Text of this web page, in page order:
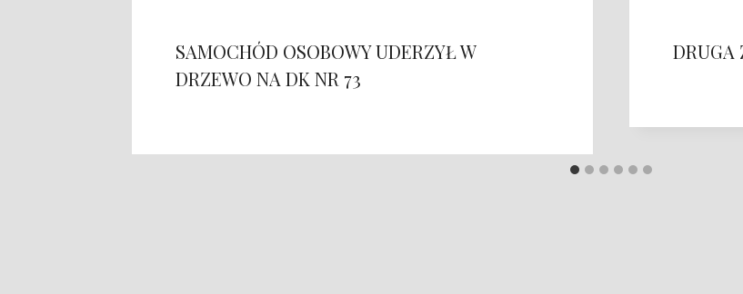
SAMOCHÓD OSOBOWY UDERZYŁ W
DRZEWO NA DK NR 73
DRUGA